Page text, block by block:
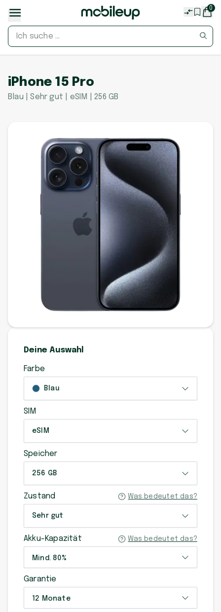
0
iPhone 15 Pro
Blau | Sehr gut | eSIM | 256 GB
Deine Auswahl
Farbe
Blau
SIM
eSIM
Speicher
256 GB
Zustand Was bedeutet das?
Sehr gut
Akku-Kapazität Was bedeutet das?
Mind. 80%
Garantie
12 Monate